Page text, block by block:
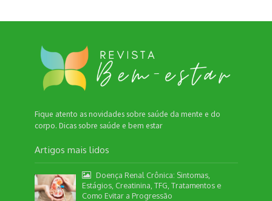
Fique atento as novidades sobre saúde da mente e do
corpo. Dicas sobre saúde e bem estar
Artigos mais lidos
Doença Renal Crônica: Sintomas,
Estágios, Creatinina, TFG, Tratamentos e
Como Evitar a Progressão